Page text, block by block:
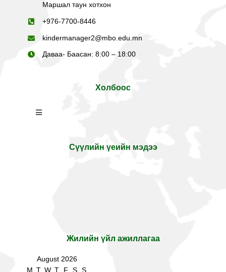
Маршал таун хотхон
+976-7700-8446
kindermanager2@mbo.edu.mn
Даваа- Баасан: 8:00 – 18:00
Холбоос
Toggle
Жилийн үйл ажиллагаа
August 2026
M T W T F S S
Сүүлийн үеийн мэдээ